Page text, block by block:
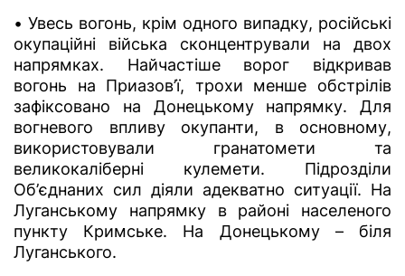
• Увесь вогонь, крім одного випадку, російські
окупаційні війська сконцентрували на двох
напрямках. Найчастіше ворог відкривав
вогонь на Приазов’ї, трохи менше обстрілів
зафіксовано на Донецькому напрямку. Для
вогневого впливу окупанти, в основному,
використовували гранатомети та
великокаліберні кулемети. Підрозділи
Об’єднаних сил діяли адекватно ситуації. На
Луганському напрямку в районі населеного
пункту Кримське. На Донецькому – біля
Луганського.